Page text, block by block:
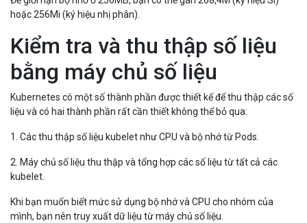
hoặc 256Mi (ký hiệu nhị phân).
Kiểm tra và thu thập số liệu
bằng máy chủ số liệu
Kubernetes có một số thành phần được thiết kế để thu thập các số
liệu và có hai thành phần rất cần thiết không thể bỏ qua:
1. Các thu thập số liệu kubelet như CPU và bộ nhớ từ Pods.
2. Máy chủ số liệu thu thập và tổng hợp các số liệu từ tất cả các
kubelet.
Khi bạn muốn biết mức sử dụng bộ nhớ và CPU cho nhóm của
mình, bạn nên truy xuất dữ liệu từ máy chủ số liệu.